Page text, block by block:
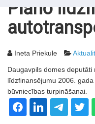
Plāno
Ineta Priekule
Daugavpils domes
līdzfinansējumu 2006.
būvniecības turpināšanai.